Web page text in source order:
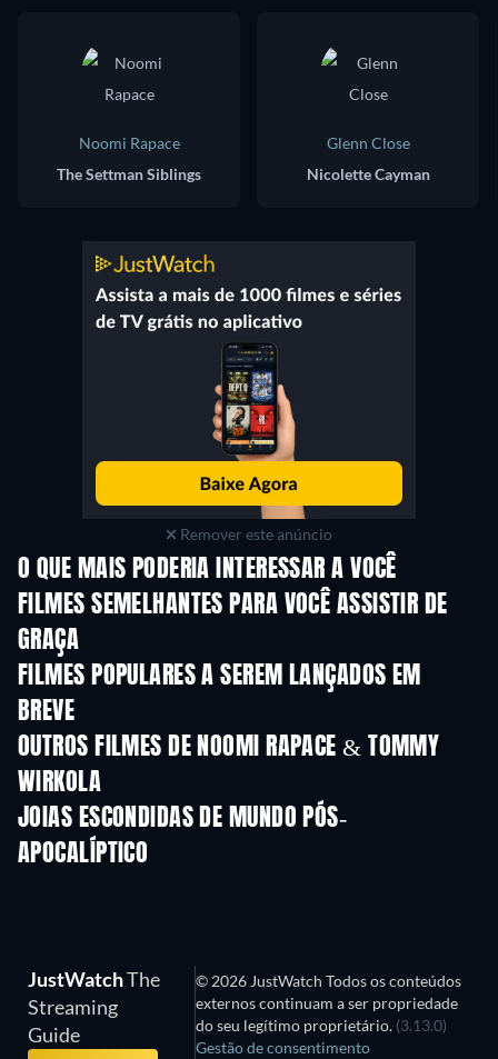
Noomi Rapace
The Settman Siblings
Glenn Close
Nicolette Cayman
Remover este anúncio
O QUE MAIS PODERIA INTERESSAR A VOCÊ
FILMES SEMELHANTES PARA VOCÊ ASSISTIR DE
GRAÇA
FILMES POPULARES A SEREM LANÇADOS EM
BREVE
OUTROS FILMES DE NOOMI RAPACE & TOMMY
WIRKOLA
JOIAS ESCONDIDAS DE MUNDO PÓS-
APOCALÍPTICO
JustWatchThe
Streaming
Guide
© 2026 JustWatch Todos os conteúdos
externos continuam a ser propriedade
do seu legítimo proprietário. (3.13.0)
Gestão de consentimento